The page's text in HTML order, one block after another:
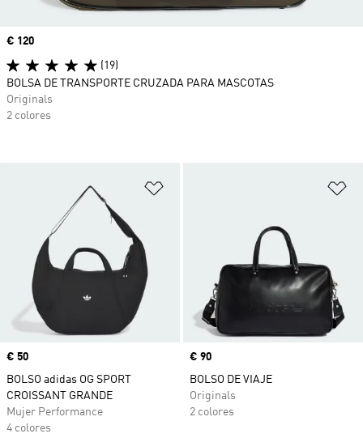
Precio
€ 50
BOLSO adidas OG SPORT
CROISSANT GRANDE
Mujer Performance
4 colores
Precio
€ 90
BOLSO DE VIAJE
Originals
2 colores
Precio
€ 120
(19)
BOLSA DE TRANSPORTE CRUZADA PARA MASCOTAS
Originals
2 colores